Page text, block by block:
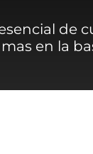
de
en la